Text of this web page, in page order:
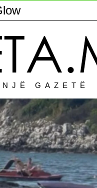
GAZETË